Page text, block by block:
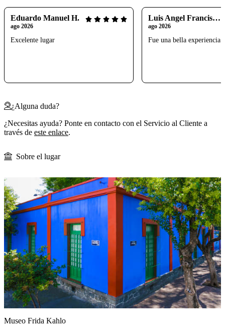
Eduardo Manuel H.
ago 2026
Excelente lugar
Luis Angel Francisco S.
ago 2026
Fue una bella experiencia
¿Alguna duda?
¿Necesitas ayuda? Ponte en contacto con el Servicio al Cliente a
través de este enlace.
Sobre el lugar
Museo Frida Kahlo